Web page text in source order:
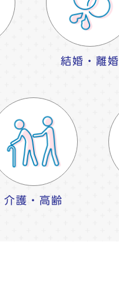
結婚・離婚
介護・高齢